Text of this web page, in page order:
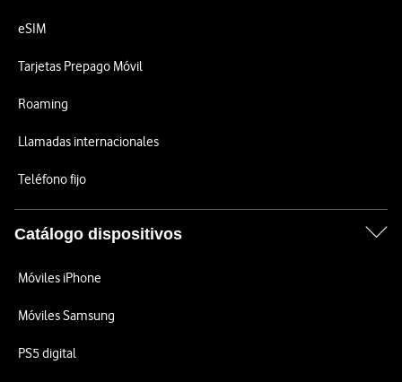
eSIM
Tarjetas Prepago Móvil
Roaming
Llamadas internacionales
Teléfono fijo
Catálogo dispositivos
Móviles iPhone
Móviles Samsung
PS5 digital